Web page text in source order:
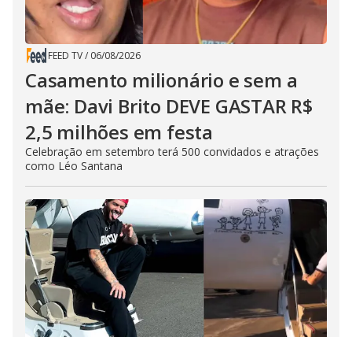
FEED TV/ 06/08/2026
Casamento milionário e sem a
mãe: Davi Brito DEVE GASTAR R$
2,5 milhões em festa
Celebração em setembro terá 500 convidados e atrações
como Léo Santana